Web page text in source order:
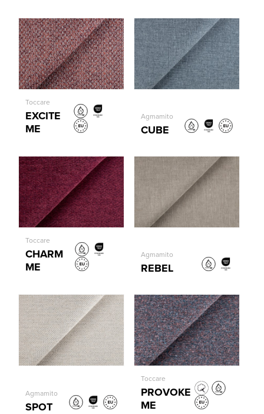
Toccare
EXCITE
ME
Agmamito
CUBE
Toccare
CHARM
ME
Agmamito
REBEL
Agmamito
SPOT
Toccare
PROVOKE
ME